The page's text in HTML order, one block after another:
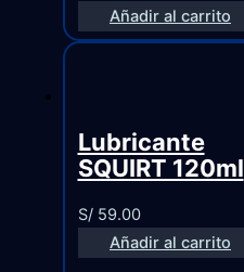
Añadir al carrito
Lubricante
SQUIRT 120ml
S/59.00
Añadir al carrito